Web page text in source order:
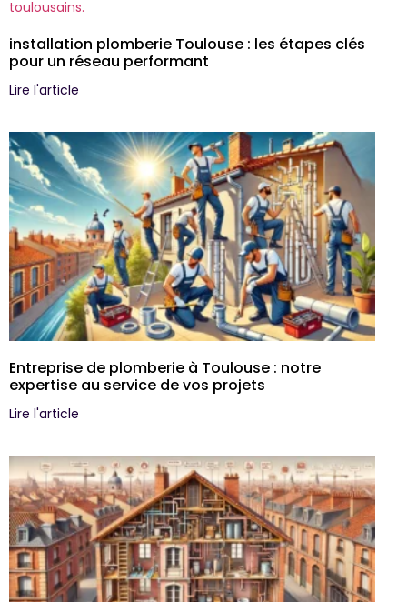
installation plomberie Toulouse : les étapes clés
pour un réseau performant
Lire l'article
Entreprise de plomberie à Toulouse : notre
expertise au service de vos projets
Lire l'article